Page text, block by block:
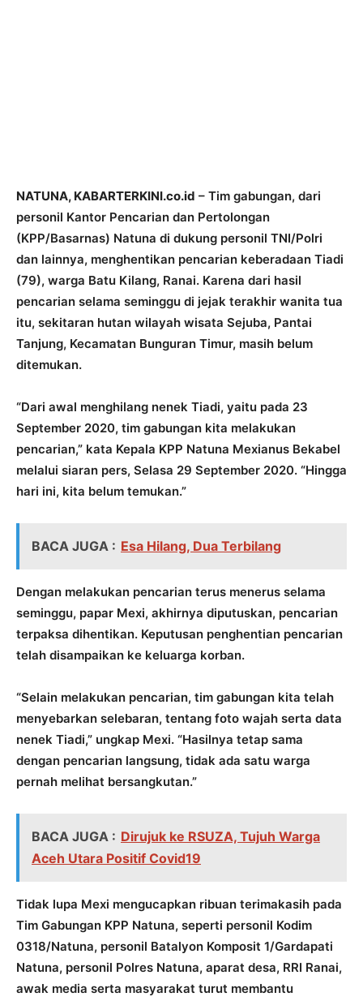
NATUNA, KABARTERKINI.co.id – Tim gabungan, dari
personil Kantor Pencarian dan Pertolongan
(KPP/Basarnas) Natuna di dukung personil TNI/Polri
dan lainnya, menghentikan pencarian keberadaan Tiadi
(79), warga Batu Kilang, Ranai. Karena dari hasil
pencarian selama seminggu di jejak terakhir wanita tua
itu, sekitaran hutan wilayah wisata Sejuba, Pantai
Tanjung, Kecamatan Bunguran Timur, masih belum
ditemukan.
“Dari awal menghilang nenek Tiadi, yaitu pada 23
September 2020, tim gabungan kita melakukan
pencarian,” kata Kepala KPP Natuna Mexianus Bekabel
melalui siaran pers, Selasa 29 September 2020. “Hingga
hari ini, kita belum temukan.”
BACA JUGA : Esa Hilang, Dua Terbilang
Dengan melakukan pencarian terus menerus selama
seminggu, papar Mexi, akhirnya diputuskan, pencarian
terpaksa dihentikan. Keputusan penghentian pencarian
telah disampaikan ke keluarga korban.
“Selain melakukan pencarian, tim gabungan kita telah
menyebarkan selebaran, tentang foto wajah serta data
nenek Tiadi,” ungkap Mexi. “Hasilnya tetap sama
dengan pencarian langsung, tidak ada satu warga
pernah melihat bersangkutan.”
BACA JUGA : Dirujuk ke RSUZA, Tujuh Warga
Aceh Utara Positif Covid19
Tidak lupa Mexi mengucapkan ribuan terimakasih pada
Tim Gabungan KPP Natuna, seperti personil Kodim
0318/Natuna, personil Batalyon Komposit 1/Gardapati
Natuna, personil Polres Natuna, aparat desa, RRI Ranai,
awak media serta masyarakat turut membantu